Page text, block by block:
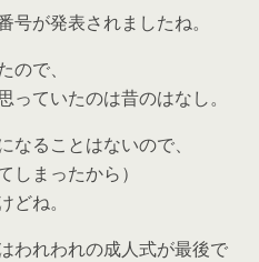
が発表されましたね。
で、
ていたのは昔のはなし。
ることはないので、
しまったから）
ね。
われわれの成人式が最後で